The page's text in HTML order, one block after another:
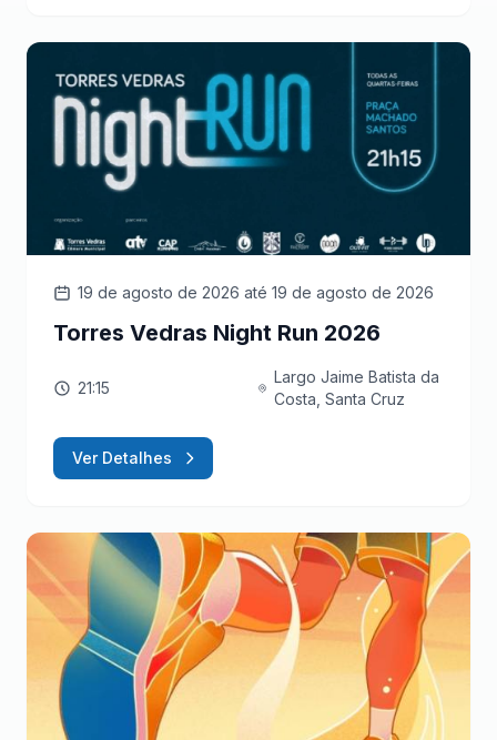
19 de agosto de 2026 até 19 de agosto de 2026
Torres Vedras Night Run 2026
21:15
Largo Jaime Batista da
Costa, Santa Cruz
Ver Detalhes